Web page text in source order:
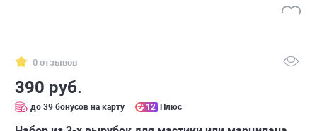
0 отзывов
390 руб.
до 39 бонусов на карту 12 Плюс